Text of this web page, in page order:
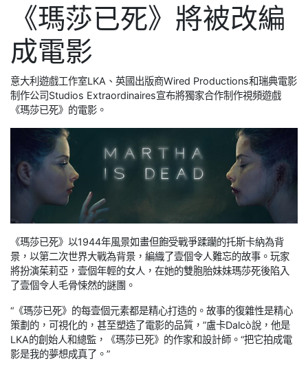
《瑪莎已死》將被改編
成電影
意大利遊戲工作室LKA、英國出版商Wired Productions和瑞典電影
制作公司Studios Extraordinaires宣布將獨家合作制作視頻遊戲
《瑪莎已死》的電影。
《瑪莎已死》以1944年風景如畫但飽受戰爭蹂躪的托斯卡納為背
景，以第二次世界大戰為背景，編織了壹個令人難忘的故事。玩家
將扮演茱莉亞，壹個年輕的女人，在她的雙胞胎妹妹瑪莎死後陷入
了壹個令人毛骨悚然的謎團。
“《瑪莎已死》的每壹個元素都是精心打造的。故事的復雜性是精心
策劃的，可視化的，甚至塑造了電影的品質，”盧卡Dalcò說，他是
LKA的創始人和總監，《瑪莎已死》的作家和設計師。“把它拍成電
影是我的夢想成真了。”